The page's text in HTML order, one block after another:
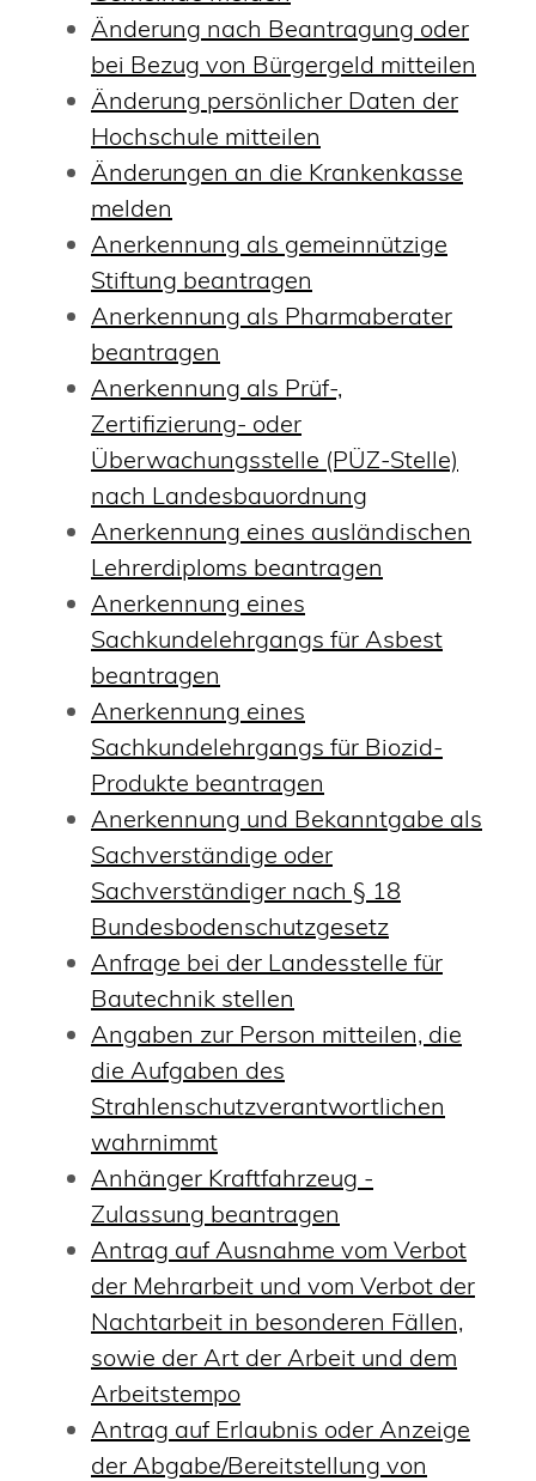
Änderung nach Beantragung oder
bei Bezug von Bürgergeld mitteilen
Änderung persönlicher Daten der
Hochschule mitteilen
Änderungen an die Krankenkasse
melden
Anerkennung als gemeinnützige
Stiftung beantragen
Anerkennung als Pharmaberater
beantragen
Anerkennung als Prüf-,
Zertifizierung- oder
Überwachungsstelle (PÜZ-Stelle)
nach Landesbauordnung
Anerkennung eines ausländischen
Lehrerdiploms beantragen
Anerkennung eines
Sachkundelehrgangs für Asbest
beantragen
Anerkennung eines
Sachkundelehrgangs für Biozid-
Produkte beantragen
Anerkennung und Bekanntgabe als
Sachverständige oder
Sachverständiger nach § 18
Bundesbodenschutzgesetz
Anfrage bei der Landesstelle für
Bautechnik stellen
Angaben zur Person mitteilen, die
die Aufgaben des
Strahlenschutzverantwortlichen
wahrnimmt
Anhänger Kraftfahrzeug -
Zulassung beantragen
Antrag auf Ausnahme vom Verbot
der Mehrarbeit und vom Verbot der
Nachtarbeit in besonderen Fällen,
sowie der Art der Arbeit und dem
Arbeitstempo
Antrag auf Erlaubnis oder Anzeige
der Abgabe/Bereitstellung von